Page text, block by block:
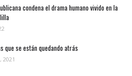
condena el drama humano vivido en la
que se están quedando atrás
2021